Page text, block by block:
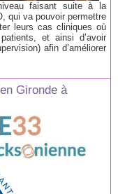
faisant suite à la
qui va pouvoir permettre
leurs cas cliniques où
et ainsi d’avoir
afin d’améliorer
Gironde à